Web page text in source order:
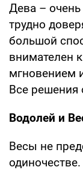
Дева –
трудно
большой
внимателен
мгновением
Все решения
Водолей и
Весы не